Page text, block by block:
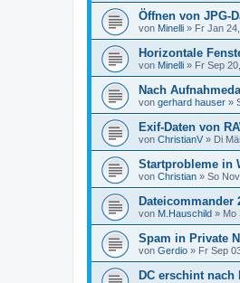
Öffnen von JPG-
von Minelli » Fr Jan
Horizontale
von Minelli » Fr Sep
Nach
von gerhard hauser »
Exif-Daten von
von ChristianV » Di
Startprobleme in
von Christian » So
Dateicommander
von M.Hauschild » Mo
Spam in Private
von Gerdio » Fr Sep
DC erschint